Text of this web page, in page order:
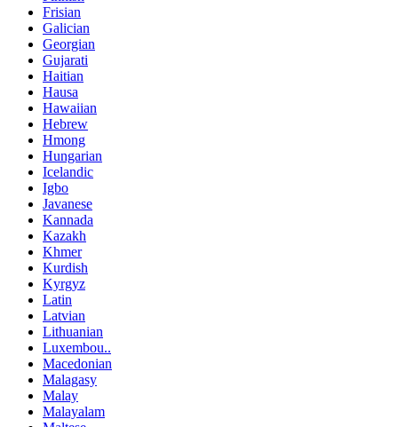
Frisian
Galician
Georgian
Gujarati
Haitian
Hausa
Hawaiian
Hebrew
Hmong
Hungarian
Icelandic
Igbo
Javanese
Kannada
Kazakh
Khmer
Kurdish
Kyrgyz
Latin
Latvian
Lithuanian
Luxembou..
Macedonian
Malagasy
Malay
Malayalam